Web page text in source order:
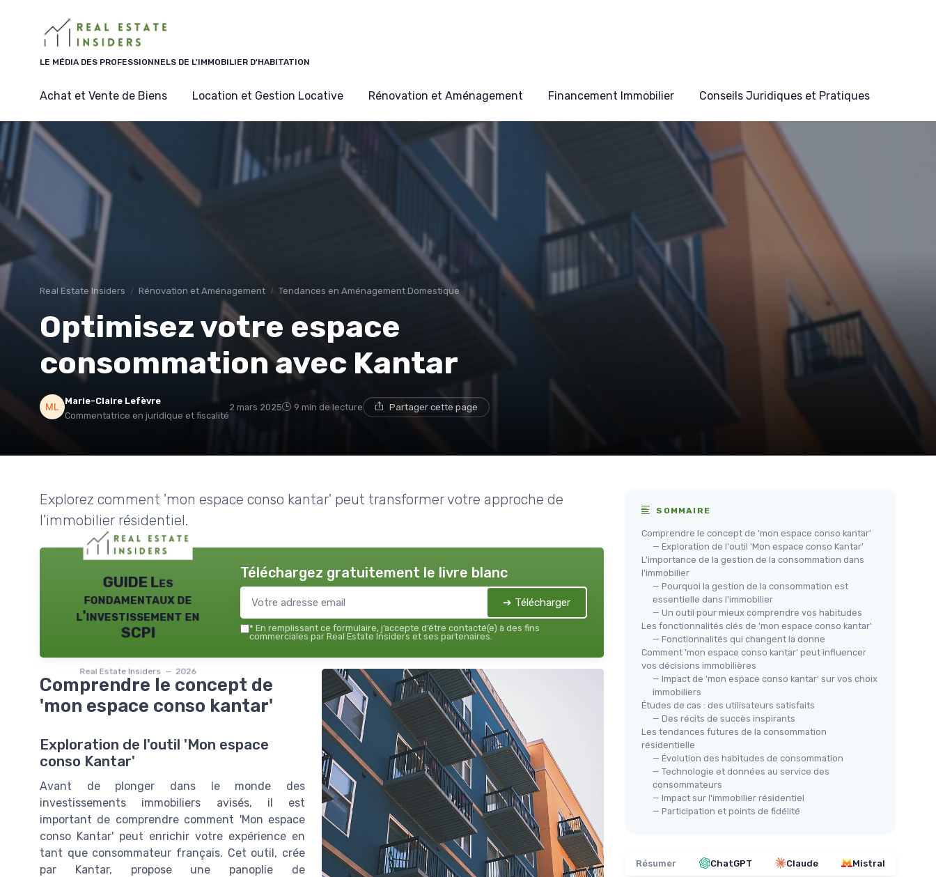
LE MÉDIA DES PROFESSIONNELS DE L'IMMOBILIER D'HABITATION
Achat et Vente de Biens Location et Gestion Locative Rénovation et Aménagement Financement Immobilier Conseils Juridiques et Pratiques
Real Estate Insiders Rénovation et Aménagement Tendances en Aménagement Domestique
Optimisez votre espace
consommation avec Kantar
Marie-Claire Lefèvre
Commentatrice en juridique et fiscalité
2 mars 2025 9 min de lecture Partager cette page
Explorez comment 'mon espace conso kantar' peut transformer votre approche de
l'immobilier résidentiel.
GUIDE Les
fondamentaux de
l'investissement en
SCPI
Real Estate Insiders — 2026
Téléchargez gratuitement le livre blanc
➔ Télécharger
* En remplissant ce formulaire, j’accepte d’être contacté(e) à des fins
commerciales par Real Estate Insiders et ses partenaires.
Comprendre le concept de
'mon espace conso kantar'
Exploration de l'outil 'Mon espace
conso Kantar'
Avant de plonger dans le monde des
investissements immobiliers avisés, il est
important de comprendre comment 'Mon espace
conso Kantar' peut enrichir votre expérience en
tant que consommateur français. Cet outil, crée
par Kantar, propose une panoplie de
SOMMAIRE
Comprendre le concept de 'mon espace conso kantar'
— Exploration de l'outil 'Mon espace conso Kantar'
L'importance de la gestion de la consommation dans
l'immobilier
— Pourquoi la gestion de la consommation est
essentielle dans l'immobilier
— Un outil pour mieux comprendre vos habitudes
Les fonctionnalités clés de 'mon espace conso kantar'
— Fonctionnalités qui changent la donne
Comment 'mon espace conso kantar' peut influencer
vos décisions immobilières
— Impact de 'mon espace conso kantar' sur vos choix
immobiliers
Études de cas : des utilisateurs satisfaits
— Des récits de succès inspirants
Les tendances futures de la consommation
résidentielle
— Évolution des habitudes de consommation
— Technologie et données au service des
consommateurs
— Impact sur l'immobilier résidentiel
— Participation et points de fidélité
Résumer ChatGPT Claude Mistral